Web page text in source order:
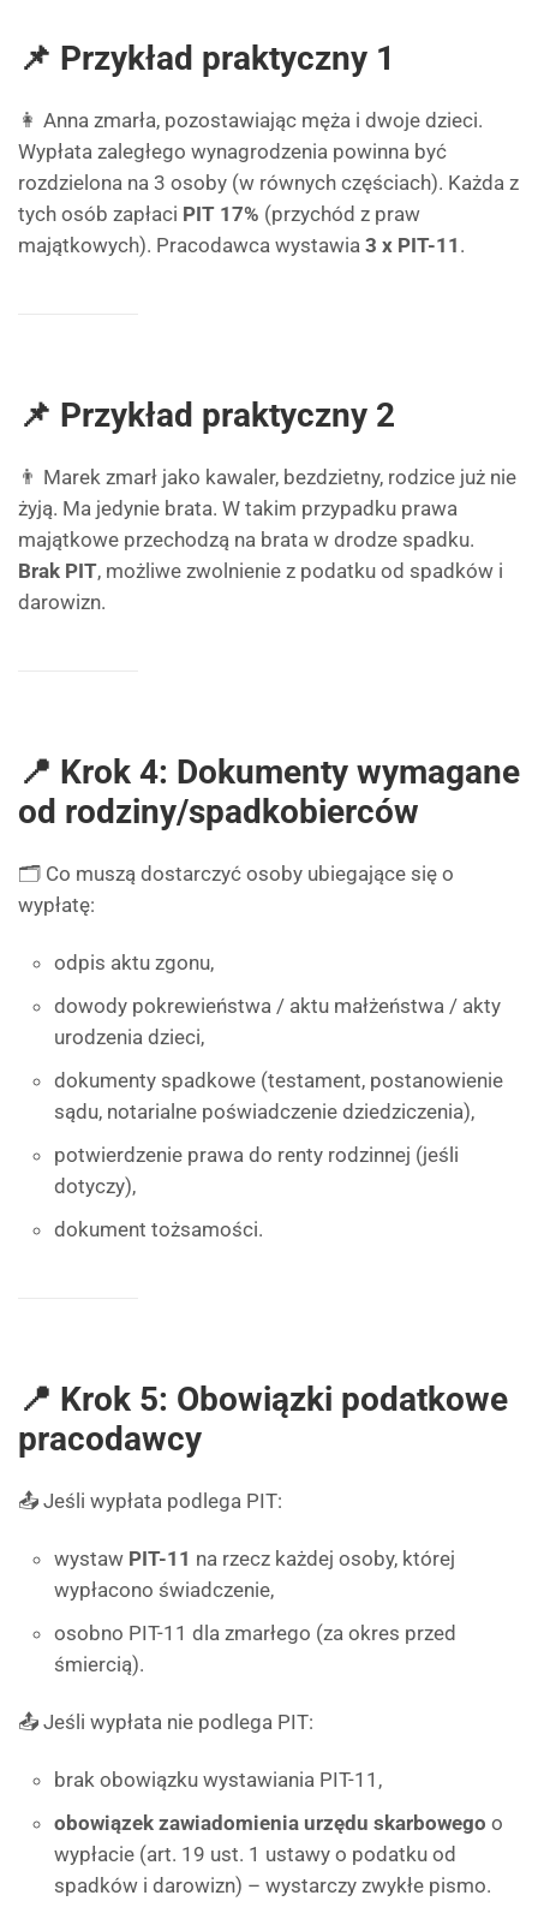
📌 Przykład praktyczny 1
👩 Anna zmarła, pozostawiając męża i dwoje dzieci.
Wypłata zaległego wynagrodzenia powinna być
rozdzielona na 3 osoby (w równych częściach). Każda z
tych osób zapłaci PIT 17% (przychód z praw
majątkowych). Pracodawca wystawia 3 x PIT-11 .
📌 Przykład praktyczny 2
👨 Marek zmarł jako kawaler, bezdzietny, rodzice już nie
żyją. Ma jedynie brata. W takim przypadku prawa
majątkowe przechodzą na brata w drodze spadku.
Brak PIT, możliwe zwolnienie z podatku od spadków i
darowizn.
📍 Krok 4: Dokumenty wymagane
od rodziny/spadkobierców
🗂️ Co muszą dostarczyć osoby ubiegające się o
wypłatę:
odpis aktu zgonu,
dowody pokrewieństwa / aktu małżeństwa / akty
urodzenia dzieci,
dokumenty spadkowe (testament, postanowienie
sądu, notarialne poświadczenie dziedziczenia),
potwierdzenie prawa do renty rodzinnej (jeśli
dotyczy),
dokument tożsamości.
📍 Krok 5: Obowiązki podatkowe
pracodawcy
📤 Jeśli wypłata podlega PIT:
wystaw PIT-11 na rzecz każdej osoby, której
wypłacono świadczenie,
osobno PIT-11 dla zmarłego (za okres przed
śmiercią).
📤 Jeśli wypłata nie podlega PIT:
brak obowiązku wystawiania PIT-11,
obowiązek zawiadomienia urzędu skarbowego o
wypłacie (art. 19 ust. 1 ustawy o podatku od
spadków i darowizn) – wystarczy zwykłe pismo.